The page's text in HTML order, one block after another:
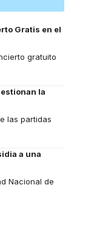
Gratis en el
gratuito
la
las partidas
a una
Nacional de